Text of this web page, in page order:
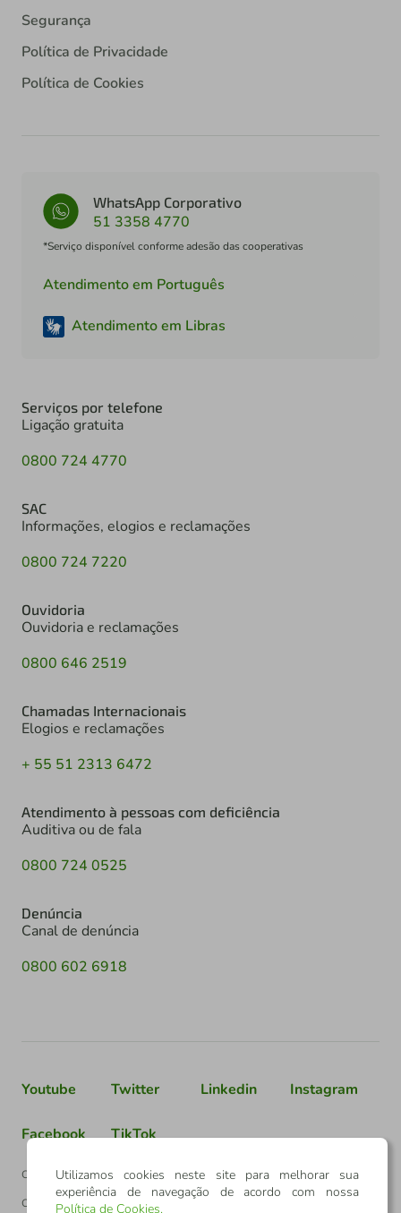
Segurança
Política de Privacidade
Política de Cookies
WhatsApp Corporativo
51 3358 4770
*Serviço disponível conforme adesão das cooperativas
Atendimento em Português
Atendimento em Libras
Serviços por telefone
Ligação gratuita
0800 724 4770
SAC
Informações, elogios e reclamações
0800 724 7220
Ouvidoria
Ouvidoria e reclamações
0800 646 2519
Chamadas Internacionais
Elogios e reclamações
+ 55 51 2313 6472
Atendimento à pessoas com deficiência
Auditiva ou de fala
0800 724 0525
Denúncia
Canal de denúncia
0800 602 6918
Youtube Twitter Linkedin Instagram
Facebook TikTok
Confederação Sicredi
CNPJ: 03.795.072/0001-60
Utilizamos cookies neste site para melhorar sua
experiência de navegação de acordo com nossa
Política de Cookies.